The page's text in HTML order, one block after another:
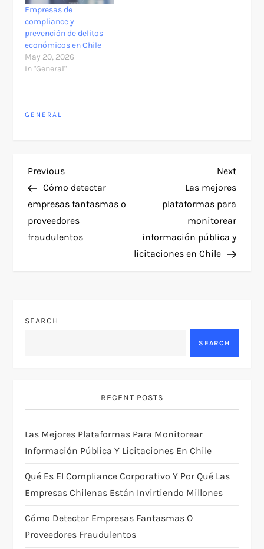
Empresas de
compliance y
prevención de delitos
económicos en Chile
May 20, 2026
In "General"
GENERAL
P
o
s
a
t
i
o
n
Previous
Post
Previous
Cómo detectar
empresas fantasmas o
proveedores
fraudulentos
Next
Post
Next
Las mejores
plataformas para
monitorear
información pública y
licitaciones en Chile
SEARCH
SEARCH
RECENT POSTS
Las Mejores Plataformas Para Monitorear
Información Pública Y Licitaciones En Chile
Qué Es El Compliance Corporativo Y Por Qué Las
Empresas Chilenas Están Invirtiendo Millones
Cómo Detectar Empresas Fantasmas O
Proveedores Fraudulentos